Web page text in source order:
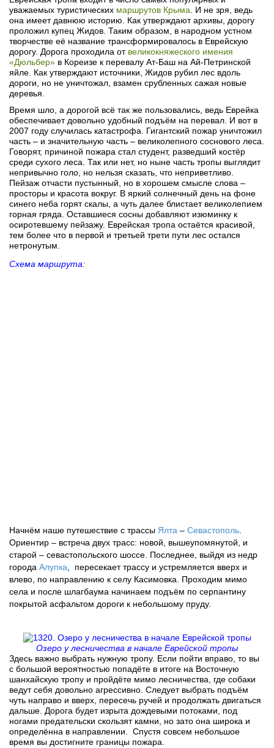
уважаемых туристических маршрутов Крыма . И не зря, ведь
она имеет давнюю историю. Как утверждают архивы, дорогу
проложил купец Жидов. Таким образом, в народном устном
творчестве её название трансформировалось в Еврейскую
дорогу. Дорога проходила от великокняжеского имения
«Дюльбер» в Кореизе к перевалу Ат-Баш на Ай-Петринской
яйле. Как утверждают источники, Жидов рубил лес вдоль
дороги, но не уничтожал, взамен срубленных сажая новые
деревья.
Время шло, а дорогой всё так же пользовались, ведь Еврейка
обеспечивает довольно удобный подъём на перевал. И вот в
2007 году случилась катастрофа. Гигантский пожар уничтожил
часть – и значительную часть – великолепного соснового леса.
Говорят, причиной пожара стал студент, разведший костёр
среди сухого леса. Так или нет, но ныне часть тропы выглядит
непривычно голо, но нельзя сказать, что неприветливо.
Пейзаж отчасти пустынный, но в хорошем смысле слова –
просторы и красота вокруг. В яркий солнечный день на фоне
синего неба горят скалы, а чуть далее блистает великолепием
горная гряда. Оставшиеся сосны добавляют изюминку к
осиротевшему пейзажу. Еврейская тропа остаётся красивой,
тем более что в первой и третьей трети пути лес остался
нетронутым.
Схема маршрута:
Начнём наше путешествие с трассы Ялта – Севастополь
Ориентир – встреча двух трасс: новой, вышеупомянутой, и
старой – севастопольского шоссе. Последнее, выйдя из недр
города Алупка , пересекает трассу и устремляется вверх и
влево, по направлению к селу Касимовка. Проходим мимо
села и после шлагбаума начинаем подъём по серпантину
покрытой асфальтом дороги к небольшому пруду.
Озеро у лесничества в начале Еврейской тропы
Здесь важно выбрать нужную тропу. Если пойти вправо, то вы
с большой вероятностью попадёте в итоге на Восточную
шанхайскую тропу и пройдёте мимо лесничества, где собаки
ведут себя довольно агрессивно. Следует выбрать подъём
чуть направо и вверх, пересечь ручей и продолжать двигаться
дальше. Дорога будет изрыта дождевыми потоками, под
ногами предательски скользят камни, но зато она широка и
определённа в направлении. Спустя совсем небольшое
время вы достигните границы пожара.